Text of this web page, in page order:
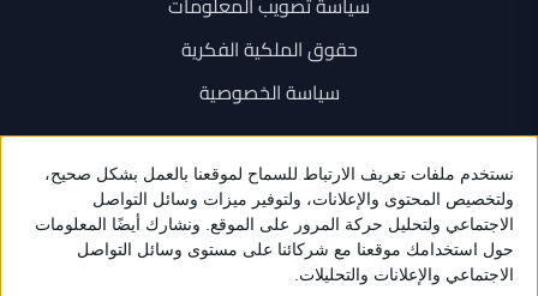
حقوق الملكية الفكرية
سياسة الخصوصية
اتصل بنا
+962 6 534 1777
+962 79 202 7000